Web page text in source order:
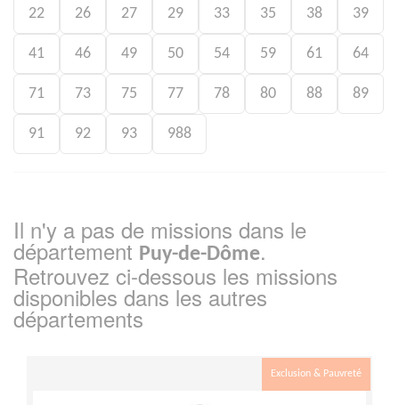
22 26 27 29 33 35 38 39
41 46 49 50 54 59 61 64
71 73 75 77 78 80 88 89
91 92 93 988
Il n'y a pas de missions dans le
département Puy-de-Dôme.
Retrouvez ci-dessous les missions
disponibles dans les autres
départements
Exclusion & Pauvreté